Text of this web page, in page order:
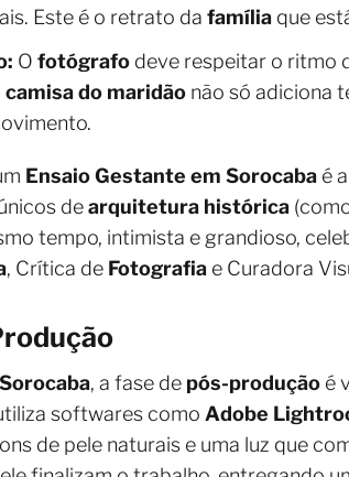
Este é o retrato da família que
O fotógrafo deve respeitar o ritmo
camisa do maridão não só adiciona
Ensaio Gestante em Sorocaba é
dearquitetura histórica
tempo, intimista e grandioso,
, Crítica de Fotografia e Curadora
Sorocaba, a fase de pós-produção é
softwares como Adobe
de pele naturais e uma luz que